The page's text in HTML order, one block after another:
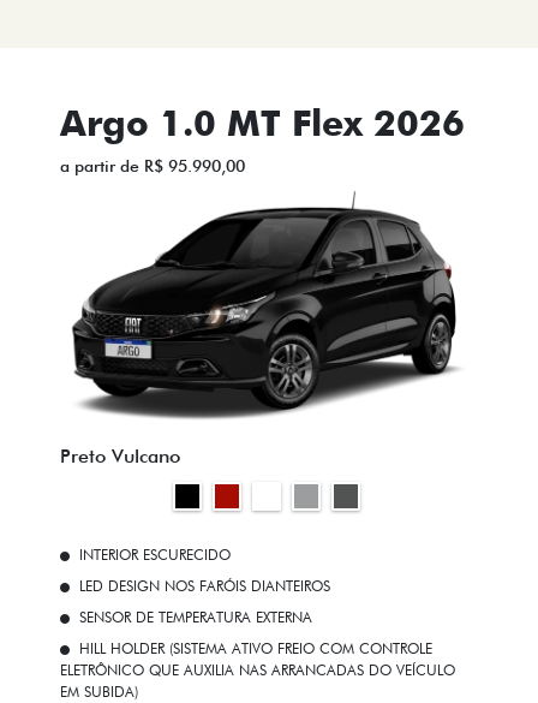
Argo 1.0 MT Flex 2026
a partir de R$ 95.990,00
Preto Vulcano
INTERIOR ESCURECIDO
LED DESIGN NOS FARÓIS DIANTEIROS
SENSOR DE TEMPERATURA EXTERNA
HILL HOLDER (SISTEMA ATIVO FREIO COM CONTROLE
ELETRÔNICO QUE AUXILIA NAS ARRANCADAS DO VEÍCULO
EM SUBIDA)